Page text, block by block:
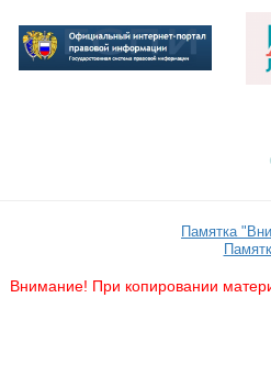
Памятка
Внимание! При копировании